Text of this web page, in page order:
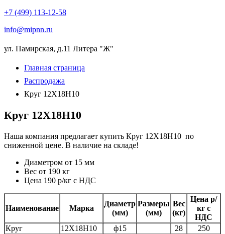
+7 (499) 113-12-58
info@mipnn.ru
ул. Памирская, д.11 Литера "Ж"
Главная страница
Распродажа
Круг 12Х18Н10
Круг 12Х18Н10
Наша компания предлагает купить Круг 12Х18Н10 по
сниженной цене. В наличие на складе!
Диаметром от 15 мм
Вес от 190 кг
Цена 190 р/кг с НДС
Наименование Марка
Диаметр
(мм)
Размеры
(мм)
Вес
(кг)
Цена р/
кг с
НДС
Круг
12Х18Н10 ф15 28
250